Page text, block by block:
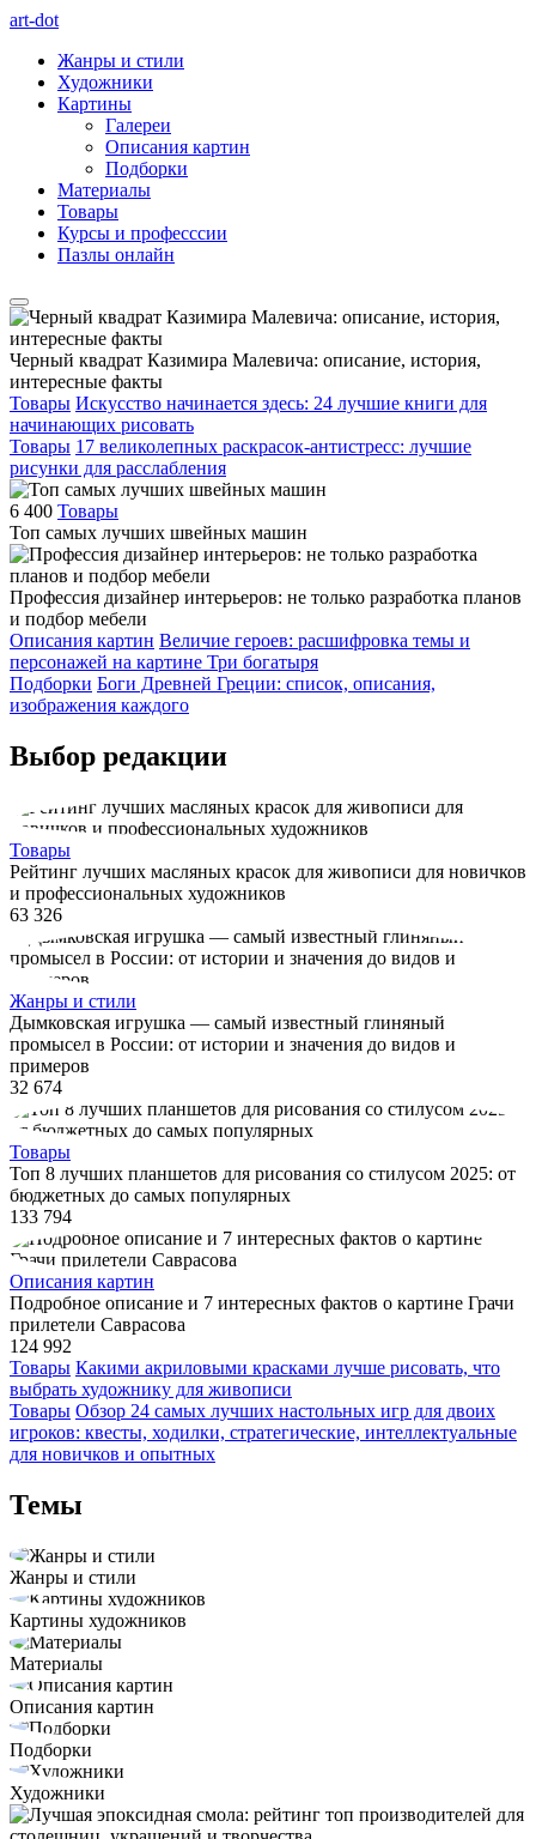
art-dot
Жанры и стили
Художники
Картины
Галереи
Описания картин
Подборки
Материалы
Товары
Курсы и професссии
Пазлы онлайн
Черный квадрат Казимира Малевича: описание, история,
интересные факты
Товары Искусство начинается здесь: 24 лучшие книги для
начинающих рисовать
Товары 17 великолепных раскрасок-антистресс: лучшие
рисунки для расслабления
6 400 Товары
Топ самых лучших швейных машин
Профессия дизайнер интерьеров: не только разработка планов
и подбор мебели
Описания картин Величие героев: расшифровка темы и
персонажей на картине Три богатыря
Подборки Боги Древней Греции: список, описания,
изображения каждого
Выбор редакции
Товары
Рейтинг лучших масляных красок для живописи для новичков
и профессиональных художников
63 326
Жанры и стили
Дымковская игрушка — самый известный глиняный
промысел в России: от истории и значения до видов и
примеров
32 674
Товары
Топ 8 лучших планшетов для рисования со стилусом 2025: от
бюджетных до самых популярных
133 794
Описания картин
Подробное описание и 7 интересных фактов о картине Грачи
прилетели Саврасова
124 992
Товары Какими акриловыми красками лучше рисовать, что
выбрать художнику для живописи
Товары Обзор 24 самых лучших настольных игр для двоих
игроков: квесты, ходилки, стратегические, интеллектуальные
для новичков и опытных
Темы
Жанры и стили
Картины художников
Материалы
Описания картин
Подборки
Художники